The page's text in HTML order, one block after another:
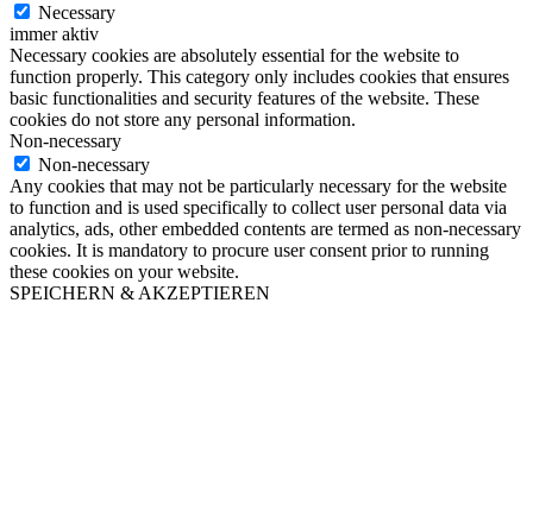
Necessary
immer aktiv
Necessary cookies are absolutely essential for the website to
function properly. This category only includes cookies that ensures
basic functionalities and security features of the website. These
cookies do not store any personal information.
Non-necessary
Non-necessary
Any cookies that may not be particularly necessary for the website
to function and is used specifically to collect user personal data via
analytics, ads, other embedded contents are termed as non-necessary
cookies. It is mandatory to procure user consent prior to running
these cookies on your website.
SPEICHERN & AKZEPTIEREN